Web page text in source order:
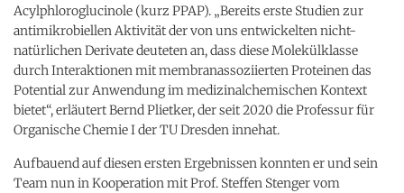
Acylphloroglucinole (kurz PPAP). „Bereits erste Studien zur
antimikrobiellen Aktivität der von uns entwickelten nicht-
natürlichen Derivate deuteten an, dass diese Molekülklasse
durch Interaktionen mit membranassoziierten Proteinen das
Potential zur Anwendung im medizinalchemischen Kontext
bietet“, erläutert Bernd Plietker, der seit 2020 die Professur für
Organische Chemie I der TU Dresden innehat.
Aufbauend auf diesen ersten Ergebnissen konnten er und sein
Team nun in Kooperation mit Prof. Steffen Stenger vom